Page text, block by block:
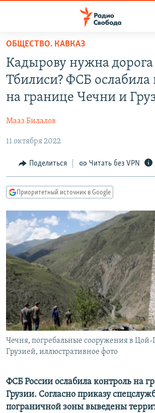
упрощенного
доступа
Вернуться
основному
Вернутся
навигации
Вернутся
поиску
ПОДКАСТЫ
АВТОРСКИЕ ПРОЕКТЫ
МНЕНИЯ
КУЛЬТУРА
IDEL.РЕАЛИИ
СЕВЕР.РЕАЛИИ
СИБИРЬ.РЕАЛИИ
РАСПИСАНИЕ ВЕЩАНИЯ
ПОДПИШИТЕСЬ НА РАССЫЛКУ
СОЦИАЛЬНЫЕ СЕТИ
Все сайты РСЕ/РС
ОБЩЕСТВО. КАВКАЗ
Кадырову нужна
Тбилиси? ФСБ ослабила
на границе Чечни и
Мааз Билалов
11 октября 2022
Поделиться Читать без VPN
Приоритетный источник в Google
Чечня, погребальные сооружения в Цой-
Грузией, иллюстративное фото
ФСБ России ослабила контроль на
Грузии. Согласно приказу
пограничной зоны выведены